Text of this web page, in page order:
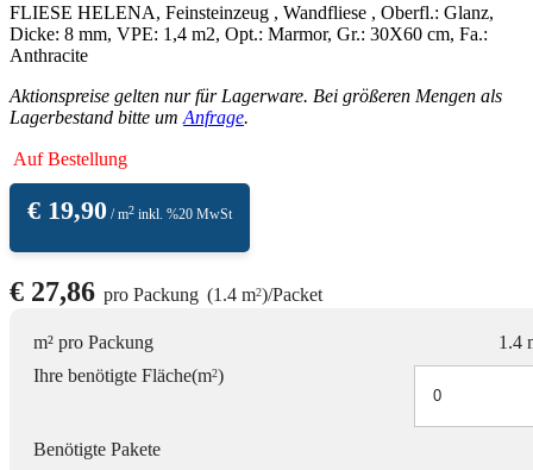
FLIESE HELENA, Feinsteinzeug , Wandfliese , Oberfl.: Glanz,
Dicke: 8 mm, VPE: 1,4 m2, Opt.: Marmor, Gr.: 30X60 cm, Fa.:
Anthracite
Aktionspreise gelten nur für Lagerware. Bei größeren Mengen als
Lagerbestand bitte um Anfrage.
Auf Bestellung
€ 19,90 / m2 inkl. %20 MwSt
€ 27,86 pro Packung (1.4 m2)/Packet
m² pro Packung
1.4
Ihre benötigte Fläche(m2)
Benötigte Pakete